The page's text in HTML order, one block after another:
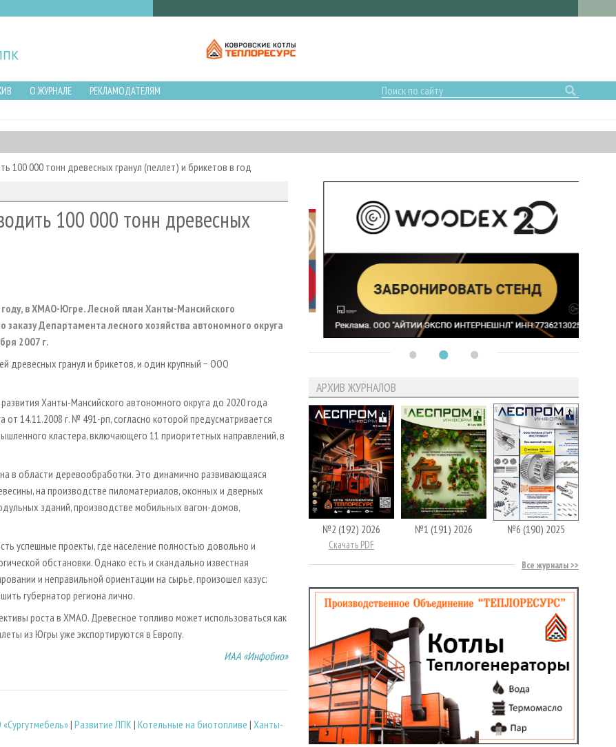
О ЖУРНАЛЕ
РЕКЛАМОДАТЕЛЯМ
100 000 тонн древесных гранул (пеллет) и брикетов в год
100 000 тонн древесных
в ХМАО-Югре. Лесной план Ханты-Мансийского
Департамента лесного хозяйства автономного округа
2007 г.
древесных гранул и брикетов, и один крупный − ООО
Ханты-Мансийского автономного округа до 2020 года
14.11.2008 г. № 491-рп, согласно которой предусматривается
кластера, включающего 11 приоритетных направлений, в
в области деревообработки. Это динамично развивающаяся
на производстве пиломатериалов, оконных и дверных
зданий, производстве мобильных вагон-домов,
успешные проекты, где население полностью довольно и
обстановки. Однако есть и скандально известная
и неправильной ориентации на сырье, произошел казус:
губернатор региона лично.
роста в ХМАО. Древесное топливо может использоваться как
из Югры уже экспортируются в Европу.
ИАА «Инфобио»
| Развитие ЛПК | Котельные на биотопливе | Ханты-
АРХИВ ЖУРНАЛОВ
№2 (192) 2026
Скачать PDF
№1 (191) 2026 №6 (190) 2025
Все журналы